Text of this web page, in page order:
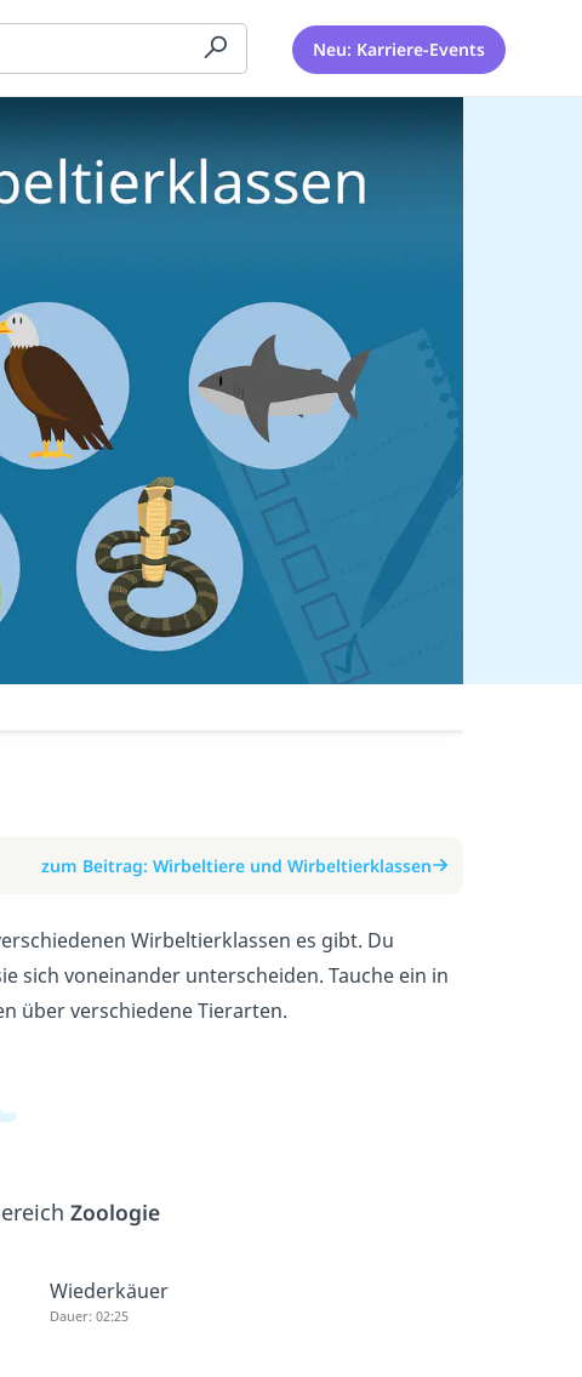
Neu: Karriere-Events
zum Beitrag: Wirbeltiere und Wirbeltierklassen
Wirbeltierklassen es gibt. Du
sich voneinander unterscheiden. Tauche ein in
über verschiedene Tierarten.
Zoologie
Wiederkäuer
Dauer: 02:25